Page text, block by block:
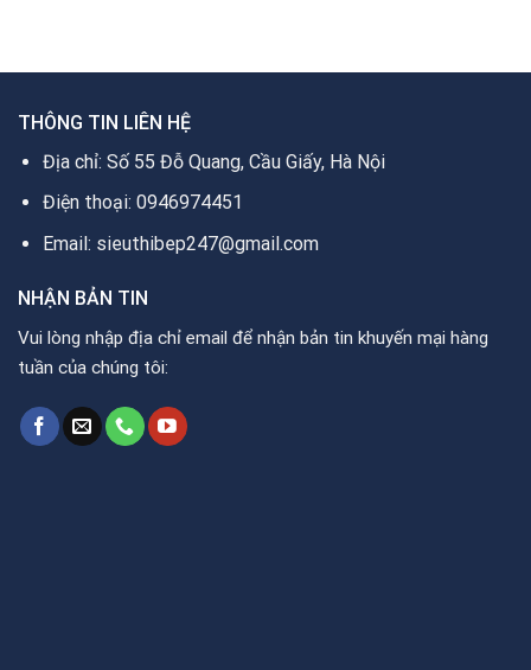
THÔNG TIN LIÊN HỆ
Địa chỉ: Số 55 Đỗ Quang, Cầu Giấy, Hà Nội
Điện thoại: 0946974451
Email: sieuthibep247@gmail.com
NHẬN BẢN TIN
Vui lòng nhập địa chỉ email để nhận bản tin khuyến mại hàng
tuần của chúng tôi: